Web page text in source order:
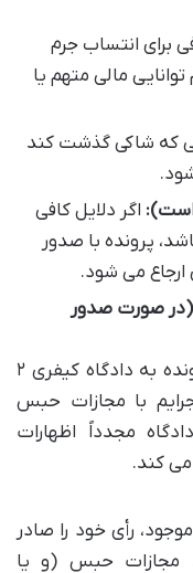
برای انتساب جرم
مالی متهم یا
که شاکی گذشت کند
اگر دلایل کافی
پرونده با صدور
می شود.
گام ۶: رسیدگی در دادگاه کیفری ۲ (در صورت صدور
در صورت صدور کیفرخواست، پرونده به دادگاه کیفری ۲
با مجازات حبس
مجدداً اظهارات
می کند.
ادله موجود، رأی خود را صادر
مجازات حبس (و یا